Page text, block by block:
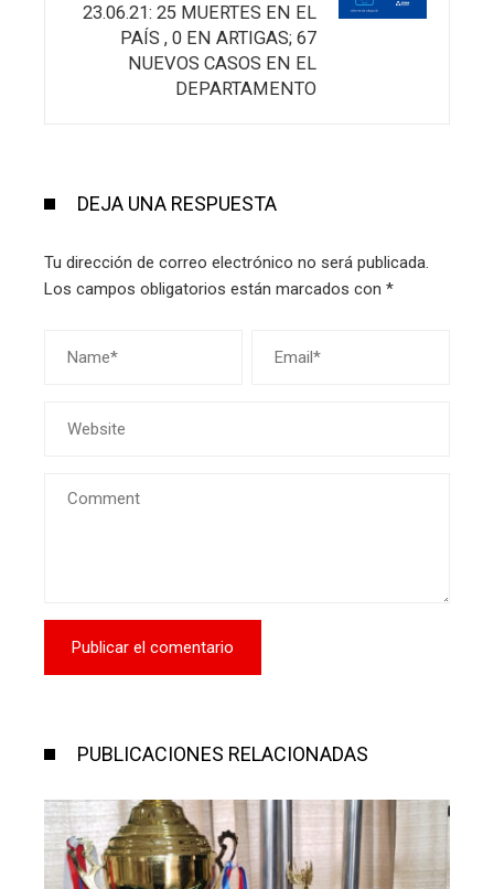
23.06.21: 25 MUERTES EN EL
PAÍS , 0 EN ARTIGAS; 67
NUEVOS CASOS EN EL
DEPARTAMENTO
DEJA UNA RESPUESTA
Tu dirección de correo electrónico no será publicada.
Los campos obligatorios están marcados con *
PUBLICACIONES RELACIONADAS